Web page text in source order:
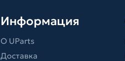
Информация
О UParts
Доставка